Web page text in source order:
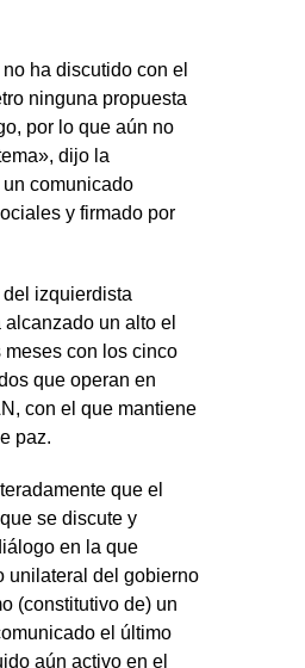
ha discutido con el
ninguna propuesta
por lo que aún no
dijo la
comunicado
y firmado por
izquierdista
un alto el
con los cinco
que operan en
con el que mantiene
paz.
que el
se discute y
en la que
unilateral del gobierno
(constitutivo de) un
el último
aún activo en el